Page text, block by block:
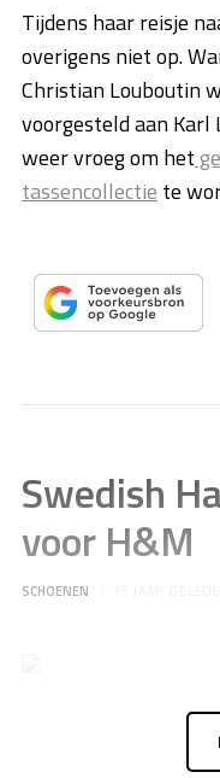
Tijdens haar reisje
overigens niet op.
Christian Louboutin
voorgesteld aan Karl
weer vroeg om het
tassencollectie te
Swedish
voor H&M
SCHOENEN